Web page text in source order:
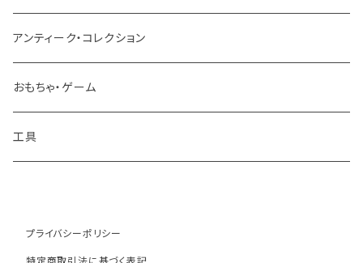
アンティーク・コレクション
おもちゃ・ゲーム
工具
プライバシーポリシー